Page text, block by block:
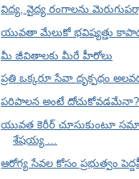
విద్య, వైద్య రంగాలను
యువతా మేలుకో భవిష్యత్తు
మీ జీవితాలకు మీరే హీరోలు
ప్రతి ఒక్కరూ సేవా దృక్పథం
పరిపాలన అంటే దోచుకోవడమేనా?
యువత కెరీర్ చూసుకుంటూ
శేషయ్య ...
ఆరోగ్య సేవల కోసం ప్రభుత్వం